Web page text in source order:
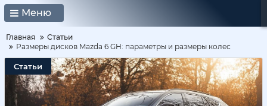
Меню
Главная
Статьи
Размеры дисков Mazda 6 GH: параметры и размеры колес
Статьи